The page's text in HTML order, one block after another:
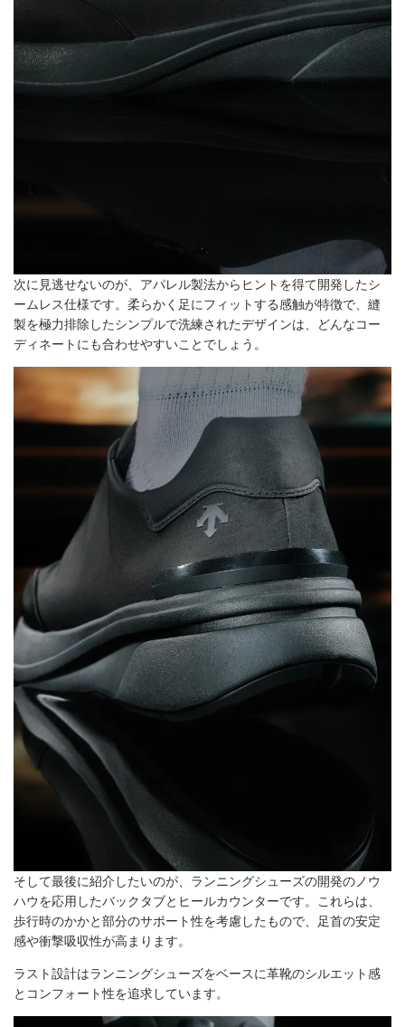
次に見逃せないのが、アパレル製法からヒントを得て開発したシ
ームレス仕様です。柔らかく足にフィットする感触が特徴で、縫
製を極力排除したシンプルで洗練されたデザインは、どんなコー
ディネートにも合わせやすいことでしょう。
そして最後に紹介したいのが、ランニングシューズの開発のノウ
ハウを応用したバックタブとヒールカウンターです。これらは、
歩行時のかかと部分のサポート性を考慮したもので、足首の安定
感や衝撃吸収性が高まります。
ラスト設計はランニングシューズをベースに革靴のシルエット感
とコンフォート性を追求しています。